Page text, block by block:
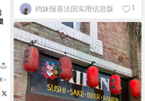
鸡妹报喜法国实用信息版 1